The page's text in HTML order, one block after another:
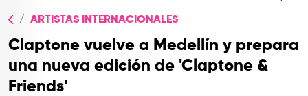
CONTACTO
ARTISTAS INTERNACIONALES
Claptone vuelve a Medellín y prepara
una nueva edición de 'Claptone &
Friends'